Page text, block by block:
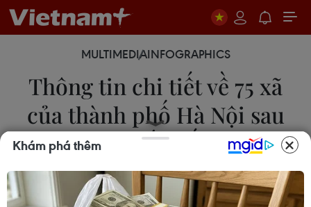
MULTIMEDIAINFOGRAPHICS
Thông tin chi tiết về 75 xã
của thành phố Hà Nội sau
khi sắp xếp
21/06/2025 04:04
Khám phá thêm